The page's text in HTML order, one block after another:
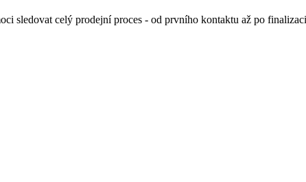
sledovat celý prodejní proces - od prvního kontaktu až po